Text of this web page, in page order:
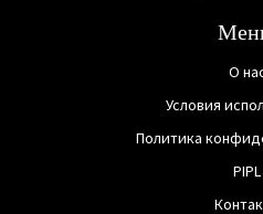
О
Условия
Политика
PIPL